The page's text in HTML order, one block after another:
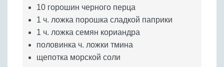
10 горошин черного перца
1 ч. ложка порошка сладкой паприки
1 ч. ложка семян кориандра
половинка ч. ложки тмина
щепотка морской соли